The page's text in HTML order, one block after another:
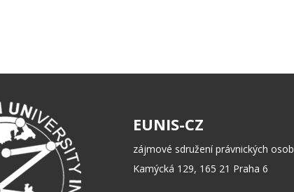
EUNIS-CZ
zájmové sdružení právnických osob
Kamýcká 129, 165 21 Praha 6